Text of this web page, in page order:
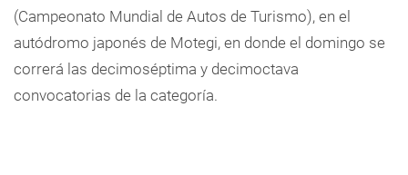
(Campeonato Mundial de Autos de Turismo), en el
autódromo japonés de Motegi, en donde el domingo se
correrá las decimoséptima y decimoctava
convocatorias de la categoría.